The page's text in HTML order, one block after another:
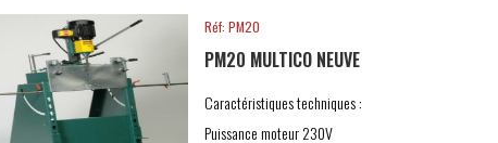
Réf: PM20
PM20 MULTICO NEUVE
Caractéristiques techniques :
Puissance moteur 230V